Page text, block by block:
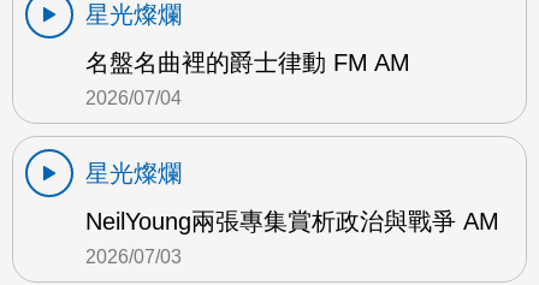
星光燦爛
名盤名曲裡的爵士律動 FM AM
2026/07/04
星光燦爛
NeilYoung兩張專集賞析政治與戰爭 AM
2026/07/03